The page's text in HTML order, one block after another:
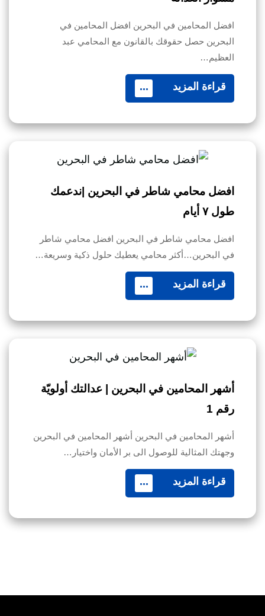
افضل المحامين في البحرين افضل المحامين في
البحرين حصل حقوقك بالقانون مع المحامي عبد
العظيم…
قراءة المزيد ...
افضل محامي شاطر في البحرين |ندعمك
طول ٧ أيام
افضل محامي شاطر في البحرين افضل محامي شاطر
في البحرين…أكثر محامي يعطيك حلول ذكية وسريعة…
قراءة المزيد ...
أشهر المحامين في البحرين | عدالتك أولويّة
رقم 1
أشهر المحامين في البحرين أشهر المحامين في البحرين
وجهتك المثالية للوصول الى بر الأمان واختيار…
قراءة المزيد ...